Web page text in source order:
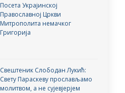
Посета Украјинској
Православној Цркви
Митрополита немачког
Григорија
Свештеник Слободан Лукић:
Свету Параскеву прослављамо
молитвом, а не сујевјерјем